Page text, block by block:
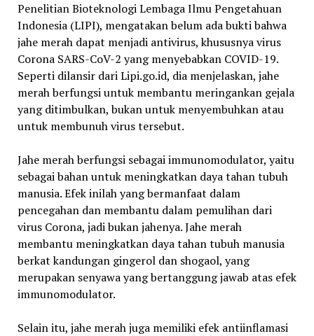
Penelitian Bioteknologi Lembaga Ilmu Pengetahuan
Indonesia (LIPI), mengatakan belum ada bukti bahwa
jahe merah dapat menjadi antivirus, khususnya virus
Corona SARS-CoV-2 yang menyebabkan COVID-19.
Seperti dilansir dari Lipi.go.id, dia menjelaskan, jahe
merah berfungsi untuk membantu meringankan gejala
yang ditimbulkan, bukan untuk menyembuhkan atau
untuk membunuh virus tersebut.
Jahe merah berfungsi sebagai immunomodulator, yaitu
sebagai bahan untuk meningkatkan daya tahan tubuh
manusia. Efek inilah yang bermanfaat dalam
pencegahan dan membantu dalam pemulihan dari
virus Corona, jadi bukan jahenya. Jahe merah
membantu meningkatkan daya tahan tubuh manusia
berkat kandungan gingerol dan shogaol, yang
merupakan senyawa yang bertanggung jawab atas efek
immunomodulator.
Selain itu, jahe merah juga memiliki efek antiinflamasi